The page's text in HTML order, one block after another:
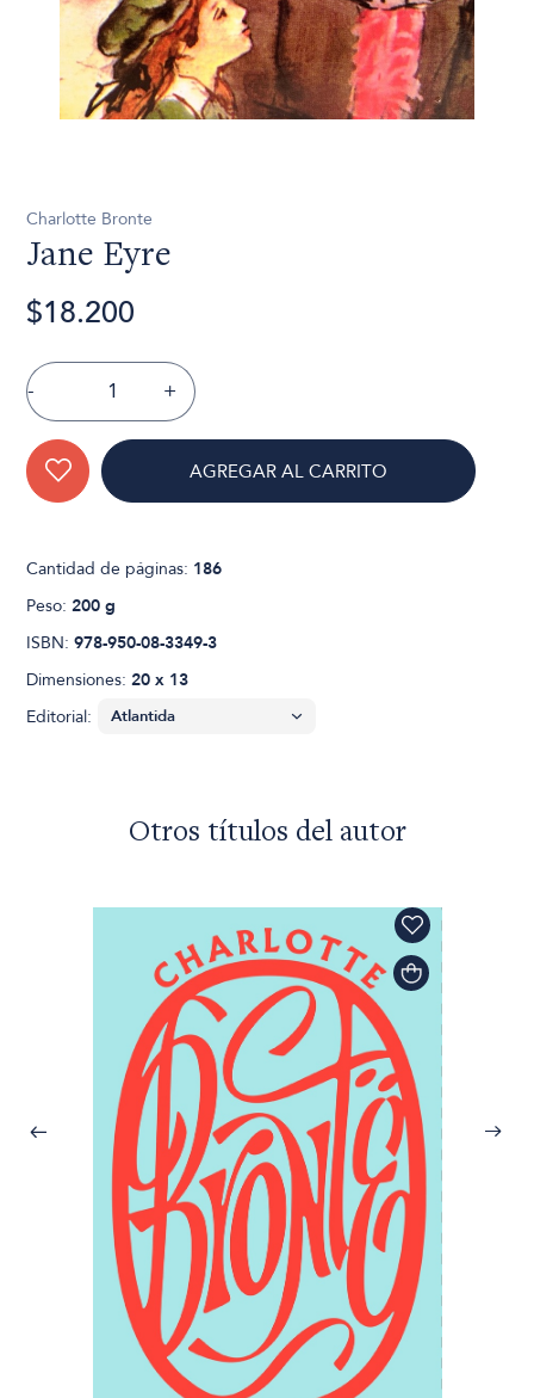
Charlotte Bronte
Jane Eyre
$18.200
- +
AGREGAR AL CARRITO
Cantidad de páginas: 186
Peso:200 g
ISBN:978-950-08-3349-3
Dimensiones:20 x 13
Editorial:
Otros títulos del autor